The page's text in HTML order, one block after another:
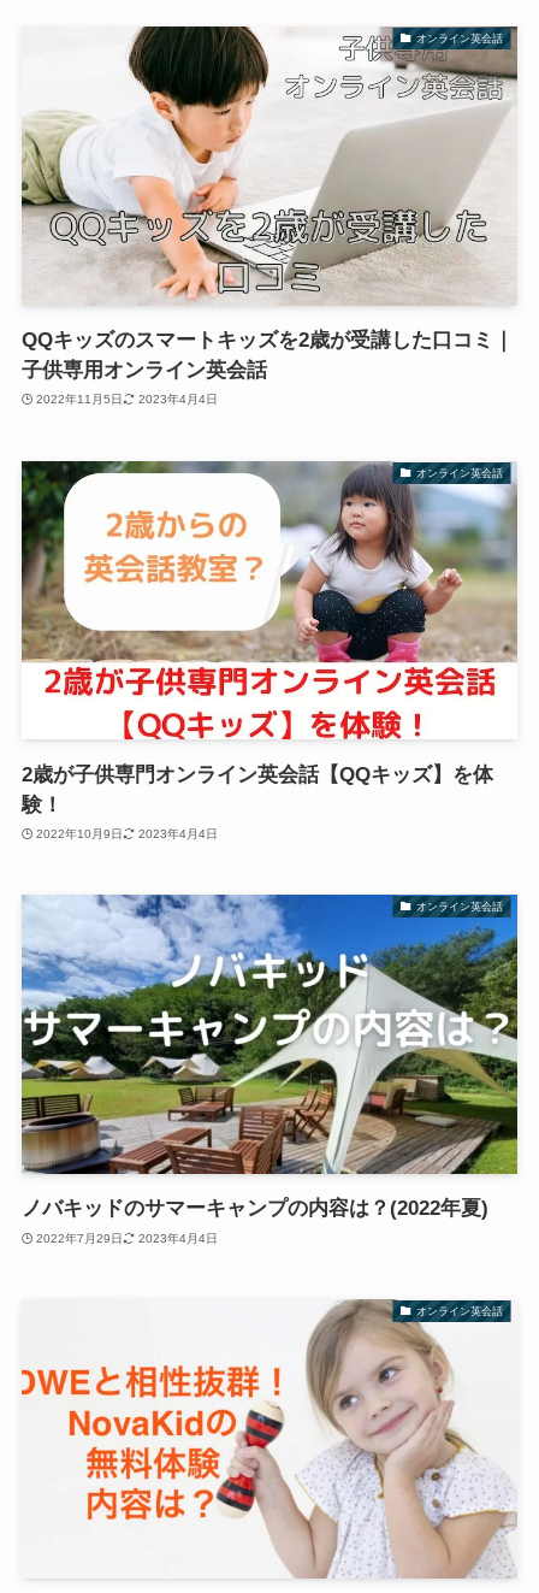
オンライン英会話
QQキッズのスマートキッズを2歳が受講した口コミ｜
子供専用オンライン英会話
2022年11月5日 2023年4月4日
オンライン英会話
2歳が子供専門オンライン英会話【QQキッズ】を体
験！
2022年10月9日 2023年4月4日
オンライン英会話
ノバキッドのサマーキャンプの内容は？(2022年夏)
2022年7月29日 2023年4月4日
オンライン英会話